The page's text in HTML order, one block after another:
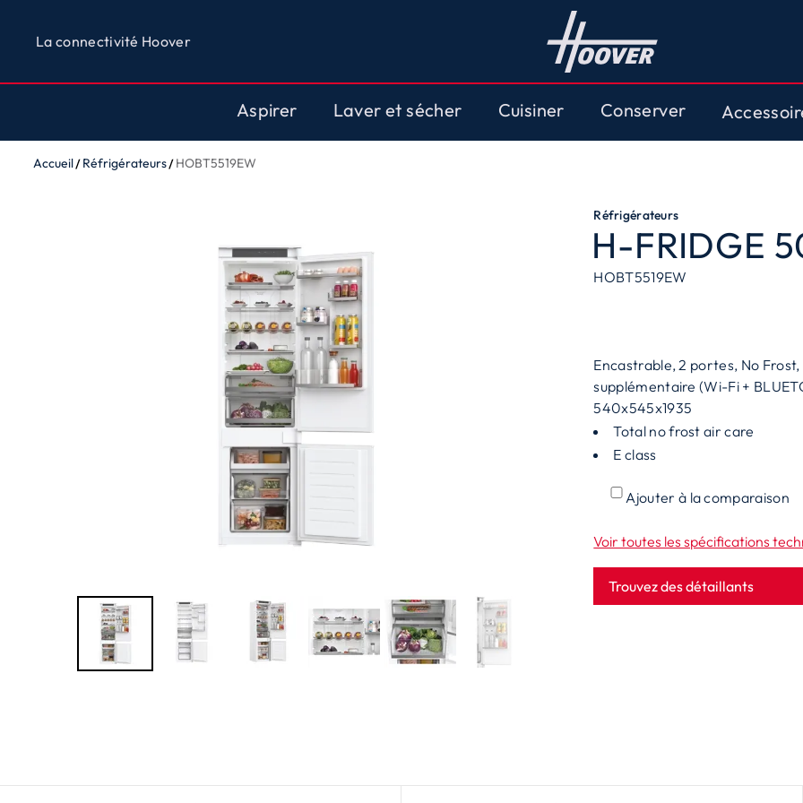
La connectivité Hoover
Aspirer Laver et sécher Cuisiner Conserver
Accueil Réfrigérateurs HOBT5519EW
Réfrigérateurs
H-FRIDGE
HOBT5519EW
Encastrable, 2 portes, No
supplémentaire (Wi-Fi +
540x545x1935
Total no frost air care
E class
Ajouter à la comparaison
Voir toutes les spécifications
Trouvez des détaillants